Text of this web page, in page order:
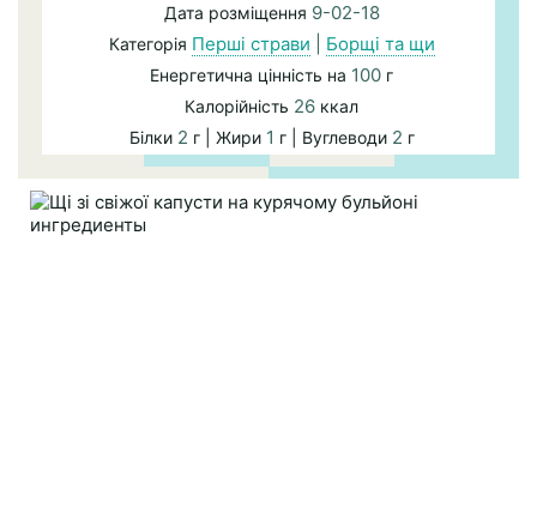
Дата розміщення 9-02-18
Категорія Перші страви Борщі та щи
Енергетична цінність на 100 г
Калорійність 26 ккал
Білки 2 г | Жири 1 г | Вуглеводи 2 г